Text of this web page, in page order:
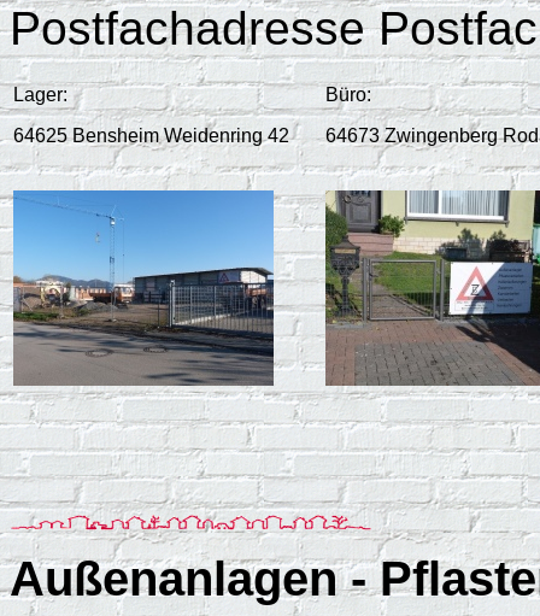
Postfachadresse
Lager:
64625 Bensheim Weidenring 42
Büro:
64673 Zwingenberg
Außenanlagen -